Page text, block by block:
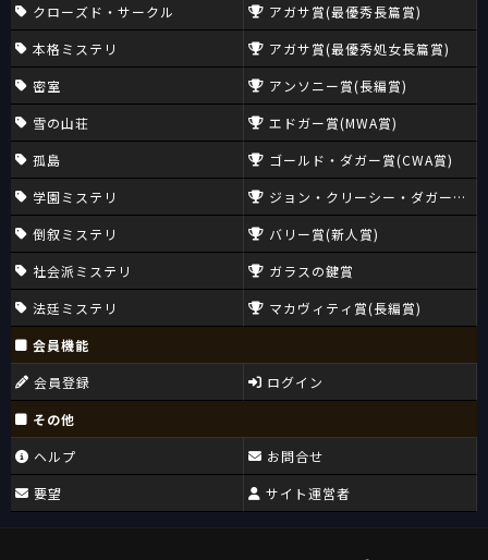
クローズド・サークル
本格ミステリ
密室
雪の山荘
孤島
学園ミステリ
倒叙ミステリ
社会派ミステリ
法廷ミステリ
アガサ賞(最優秀長篇賞)
アガサ賞(最優秀処女長篇賞)
アンソニー賞(長編賞)
エドガー賞(MWA賞)
ゴールド・ダガー賞(CWA賞)
ジョン・クリーシー・ダガー賞
バリー賞(新人賞)
ガラスの鍵賞
マカヴィティ賞(長編賞)
会員機能
会員登録
ログイン
その他
ヘルプ
要望
お問合せ
サイト運営者